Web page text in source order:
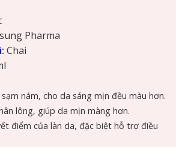
Pharma
: Chai
nám, cho da sáng mịn đều màu hơn.
lông, giúp da mịn màng hơn.
điểm của làn da, đặc biệt hỗ trợ điều